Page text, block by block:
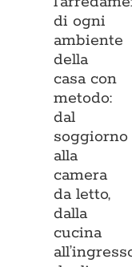
di ogni
ambiente
della
casa con
metodo:
dal
soggiorno
alla
camera
da letto,
dalla
cucina